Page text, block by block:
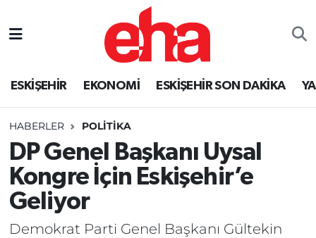
ESKİŞEHİR EKONOMİ ESKİŞEHİR SON DAKİKA
HABERLER POLİTİKA
DP Genel Başkanı Uysal
Kongre İçin Eskişehir’e
Geliyor
Demokrat Parti Genel Başkanı Gültekin